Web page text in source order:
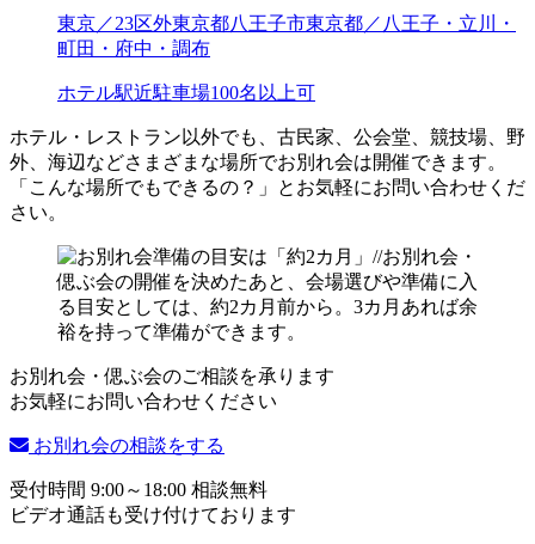
東京／23区外東京都八王子市東京都／八王子・立川・
町田・府中・調布
ホテル駅近駐車場100名以上可
ホテル・レストラン以外でも、古民家、公会堂、競技場、野
外、海辺などさまざまな場所でお別れ会は開催できます。
「こんな場所でもできるの？」とお気軽にお問い合わせくだ
さい。
お別れ会・偲ぶ会のご相談を承ります
お気軽にお問い合わせください
お別れ会の相談をする
受付時間 9:00～18:00 相談無料
ビデオ通話も受け付けております